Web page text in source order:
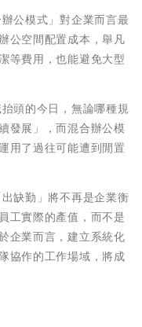
辦公模式」對企業而言最
公空間配置成本，舉凡
等費用，也能避免大型
頭的今日，無論哪種規
發展」，而混合辦公模
用了過往可能遭到閒置
出缺勤」將不再是企業衡
工實際的產值，而不是
企業而言，建立系統化
協作的工作場域，將成